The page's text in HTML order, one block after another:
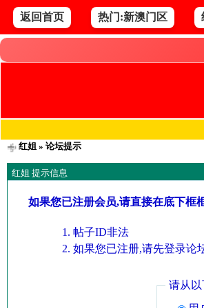
返回首页 热门:新澳门区
红姐» 论坛提示
红姐 提示信息
如果您已注册会员,请直接在底下框
帖子ID非法
如果您已注册,请先登录论
请从